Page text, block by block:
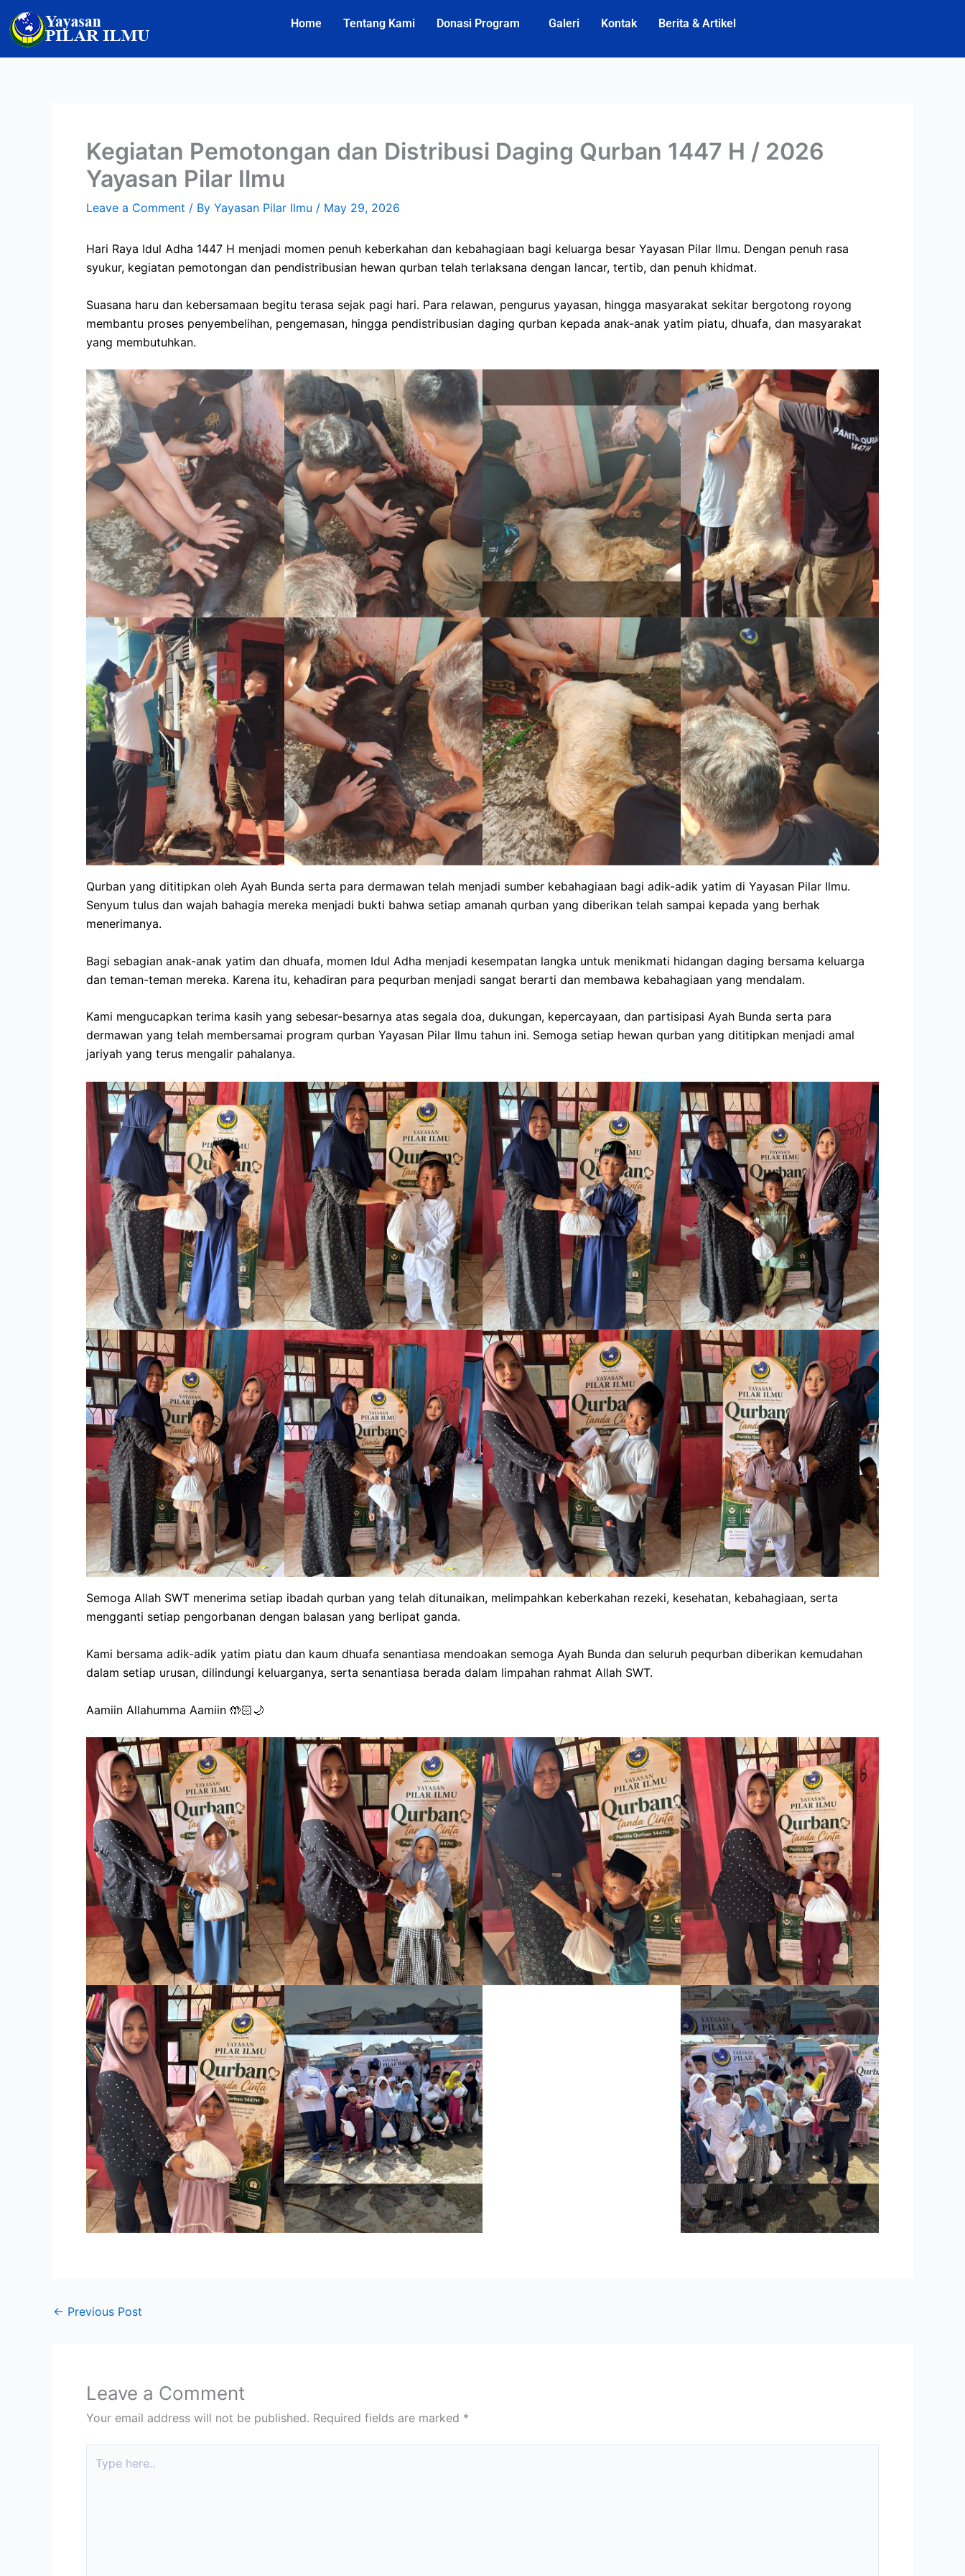
Skip
to
content
Home Tentang Kami Donasi Program Galeri Kontak Berita & Artikel
Kegiatan Pemotongan dan Distribusi Daging Qurban 1447 H / 2026
Yayasan Pilar Ilmu
Leave a Comment / By Yayasan Pilar Ilmu / May 29, 2026
Hari Raya Idul Adha 1447 H menjadi momen penuh keberkahan dan kebahagiaan bagi keluarga besar Yayasan Pilar Ilmu. Dengan penuh rasa
syukur, kegiatan pemotongan dan pendistribusian hewan qurban telah terlaksana dengan lancar, tertib, dan penuh khidmat.
Suasana haru dan kebersamaan begitu terasa sejak pagi hari. Para relawan, pengurus yayasan, hingga masyarakat sekitar bergotong royong
membantu proses penyembelihan, pengemasan, hingga pendistribusian daging qurban kepada anak-anak yatim piatu, dhuafa, dan masyarakat
yang membutuhkan.
Qurban yang dititipkan oleh Ayah Bunda serta para dermawan telah menjadi sumber kebahagiaan bagi adik-adik yatim di Yayasan Pilar Ilmu.
Senyum tulus dan wajah bahagia mereka menjadi bukti bahwa setiap amanah qurban yang diberikan telah sampai kepada yang berhak
menerimanya.
Bagi sebagian anak-anak yatim dan dhuafa, momen Idul Adha menjadi kesempatan langka untuk menikmati hidangan daging bersama keluarga
dan teman-teman mereka. Karena itu, kehadiran para pequrban menjadi sangat berarti dan membawa kebahagiaan yang mendalam.
Kami mengucapkan terima kasih yang sebesar-besarnya atas segala doa, dukungan, kepercayaan, dan partisipasi Ayah Bunda serta para
dermawan yang telah membersamai program qurban Yayasan Pilar Ilmu tahun ini. Semoga setiap hewan qurban yang dititipkan menjadi amal
jariyah yang terus mengalir pahalanya.
Semoga Allah SWT menerima setiap ibadah qurban yang telah ditunaikan, melimpahkan keberkahan rezeki, kesehatan, kebahagiaan, serta
mengganti setiap pengorbanan dengan balasan yang berlipat ganda.
Kami bersama adik-adik yatim piatu dan kaum dhuafa senantiasa mendoakan semoga Ayah Bunda dan seluruh pequrban diberikan kemudahan
dalam setiap urusan, dilindungi keluarganya, serta senantiasa berada dalam limpahan rahmat Allah SWT.
Aamiin Allahumma Aamiin 🤲🏻🌙
← Previous Post
Leave a Comment
Your email address will not be published. Required fields are marked *
here..